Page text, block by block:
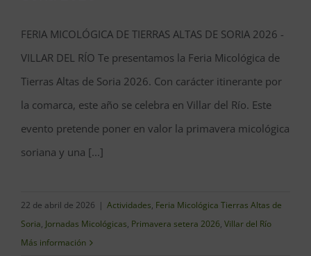
FERIA MICOLÓGICA DE TIERRAS ALTAS DE SORIA 2026 -
VILLAR DEL RÍO Te presentamos la Feria Micológica de
Tierras Altas de Soria 2026. Con carácter itinerante por
la comarca, este año se celebra en Villar del Río. Este
evento pretende poner en valor la primavera micológica
soriana y una [...]
22 de abril de 2026 | Actividades, Feria Micológica Tierras Altas de
Soria, Jornadas Micológicas, Primavera setera 2026, Villar del Río
Más información